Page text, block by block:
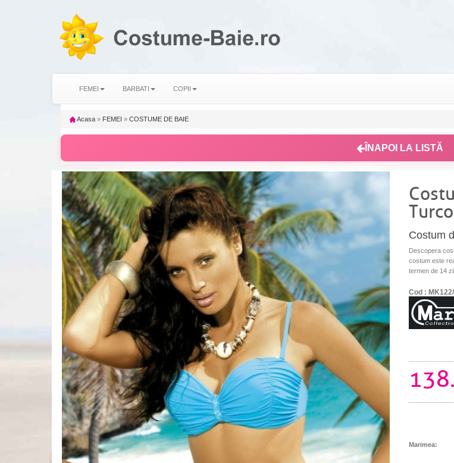
FEMEI BARBATI COPII
Acasa » FEMEI » COSTUME DE BAIE
ÎNAPOI LA LISTĂ
Costum
Descopera
costum este
termen de 14
Cod :
Marimea: